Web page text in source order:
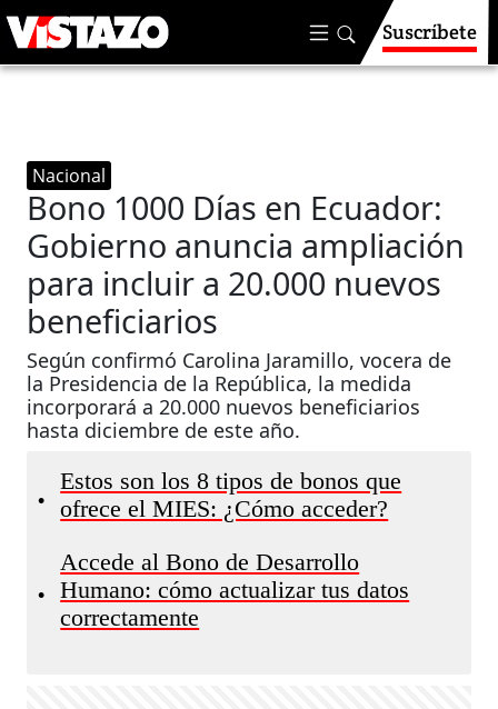
Suscríbete
Nacional
Bono 1000 Días en Ecuador:
Gobierno anuncia ampliación
para incluir a 20.000 nuevos
beneficiarios
Según confirmó Carolina Jaramillo, vocera de
la Presidencia de la República, la medida
incorporará a 20.000 nuevos beneficiarios
hasta diciembre de este año.
•
Estos son los 8 tipos de bonos que
ofrece el MIES: ¿Cómo acceder?
•
Accede al Bono de Desarrollo
Humano: cómo actualizar tus datos
correctamente